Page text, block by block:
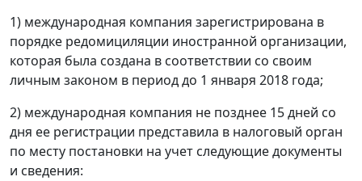
1) международная компания зарегистрирована в
порядке редомициляции иностранной организации,
которая была создана в соответствии со своим
личным законом в период до 1 января 2018 года;
2) международная компания не позднее 15 дней со
дня ее регистрации представила в налоговый орган
по месту постановки на учет следующие документы
и сведения: